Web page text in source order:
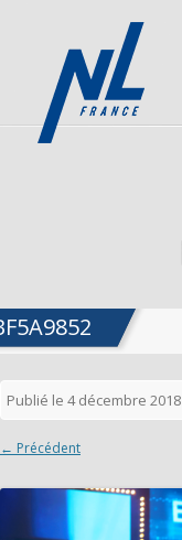
Publié le 4 décembre 2018
← Précédent